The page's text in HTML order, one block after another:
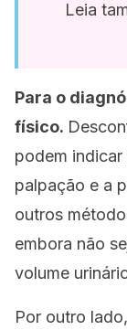
Leia
Para o
físico.
podem
palpação e a
outros
embora não
volume
Por outro lado,